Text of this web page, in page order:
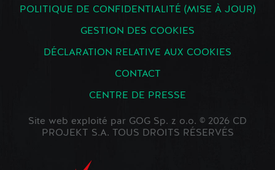
POLITIQUE DE CONFIDENTIALITÉ (MISE À JOUR)
GESTION DES COOKIES
DÉCLARATION RELATIVE AUX COOKIES
CONTACT
CENTRE DE PRESSE
Site web exploité par GOG Sp. z o.o. © 2026 CD
PROJEKT S.A. TOUS DROITS RÉSERVÉS